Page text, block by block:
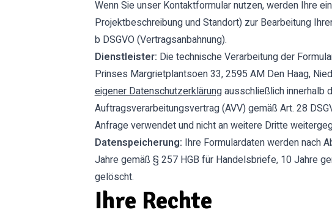
Wenn Sie unser Kontaktformular nutzen, werden Ihre
Projektbeschreibung und Standort) zur Bearbeitung
b DSGVO (Vertragsanbahnung).
Dienstleister: Die technische Verarbeitung der
Prinses Margrietplantsoen 33, 2595 AM Den Haag,
eigener Datenschutzerklärungausschließlich innerhalb
Auftragsverarbeitungsvertrag (AVV) gemäß Art. 28
Anfrage verwendet und nicht an weitere Dritte
Datenspeicherung: Ihre Formulardaten werden nach
Jahre gemäß § 257 HGB für Handelsbriefe, 10 Jahre
gelöscht.
Ihre Rechte